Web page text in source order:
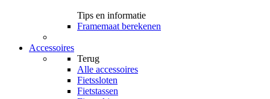
Tips en informatie
Framemaat berekenen
Accessoires
Terug
Alle accessoires
Fietssloten
Fietstassen